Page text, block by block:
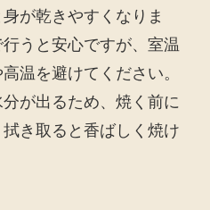
が乾きやすくなりま
うと安心ですが、室温
温を避けてください。
が出るため、焼く前に
き取ると香ばしく焼け